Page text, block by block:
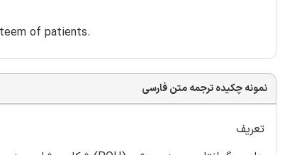
of patients.
نمونه چکیده ترجمه متن فارسی
تعریف